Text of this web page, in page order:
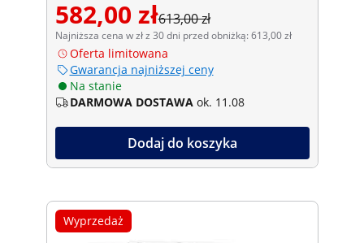
582,00 zł613,00 zł
Najniższa cena w zł z 30 dni przed obniżką: 613,00 zł
Oferta limitowana
Gwarancja najniższej ceny
Na stanie
DARMOWA DOSTAWA ok. 11.08
Dodaj do koszyka
Wyprzedaż